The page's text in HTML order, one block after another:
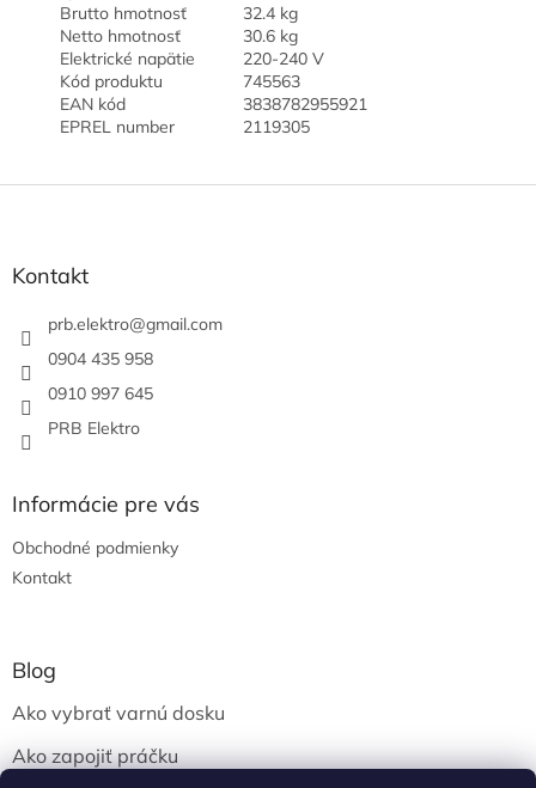
Brutto hmotnosť
32.4 kg
Netto hmotnosť
30.6 kg
Elektrické napätie
220-240 V
Kód produktu
745563
EAN kód
3838782955921
EPREL number
2119305
Kontakt
prb.elektro@gmail.com
0904 435 958
0910 997 645
PRB Elektro
Informácie pre vás
Obchodné podmienky
Kontakt
Blog
Ako vybrať varnú dosku
Ako zapojiť práčku